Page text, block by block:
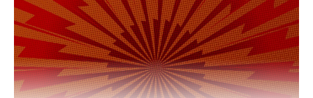
207 поддержали кабмин Шольца, 116
воздержались.
Коалиция из представителей Социал-
демократической партии, «Зеленых» и Свободной